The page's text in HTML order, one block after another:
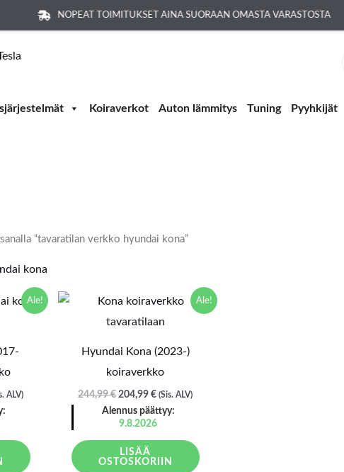
NOPEAT TOIMITUKSET AINA SUORAAN OMASTA VARASTOSTA
Koiraverkot Auton lämmitys Tuning Pyyhkijät
“tavaratilan verkko hyundai kona”
kona
Ale!
ALV)
Ale!
Hyundai Kona (2023-)
koiraverkko
244,99€
Alkuperäinen
oli:
204,99€
Nykyinen
on:
(Sis. ALV)
Alennus päättyy:
9.8.2026
LISÄÄ
OSTOSKORIIN